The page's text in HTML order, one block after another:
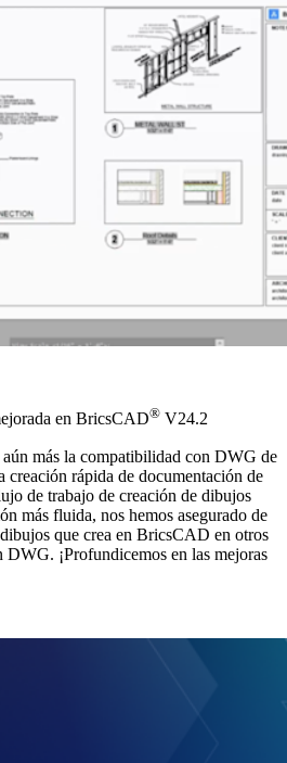
en BricsCAD® V24.2
más la compatibilidad con DWG de
rápida de documentación de
de trabajo de creación de dibujos
más fluida, nos hemos asegurado de
que crea en BricsCAD en otros
DWG. ¡Profundicemos en las mejoras